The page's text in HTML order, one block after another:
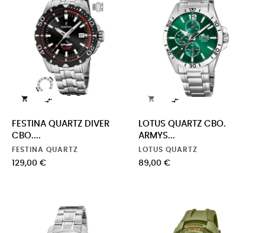
 
FESTINA QUARTZ DIVER
CBO....
FESTINA QUARTZ
Precio
129,00 €
 
LOTUS QUARTZ CBO.
ARMYS...
LOTUS QUARTZ
Precio
89,00 €